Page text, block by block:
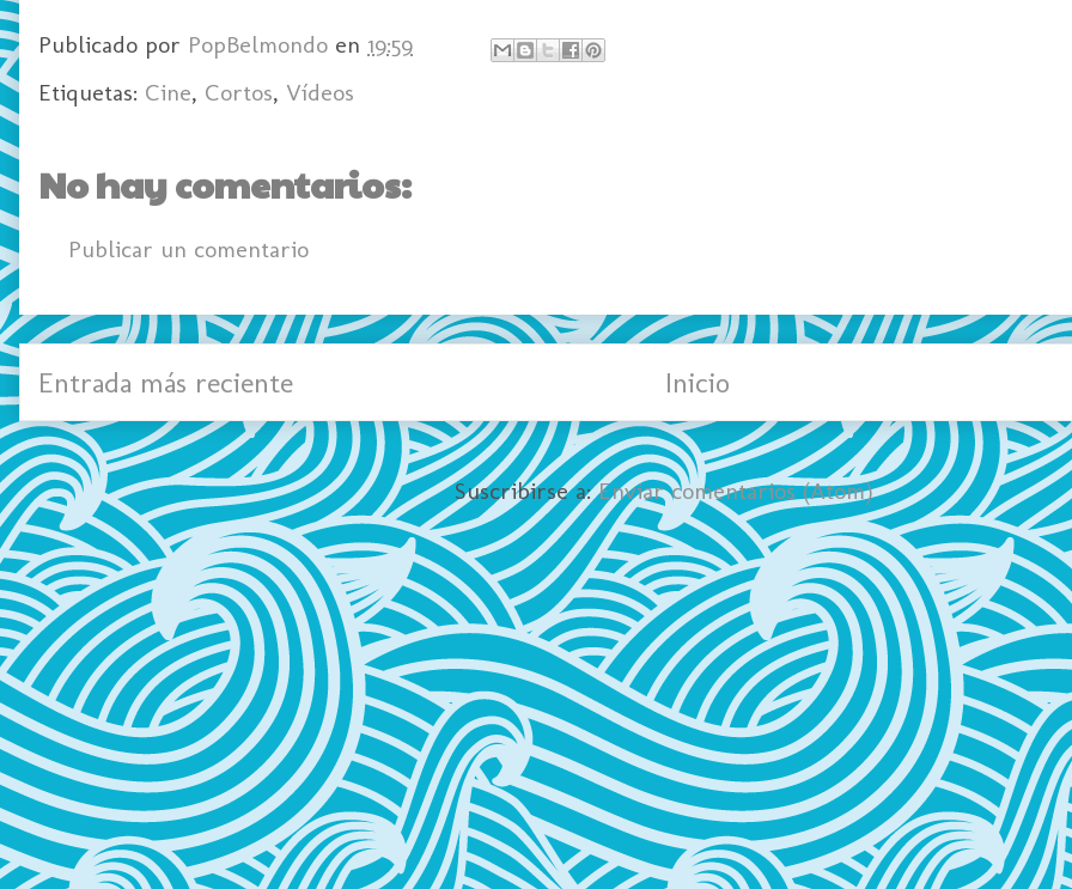
Publicado por PopBelmondo en 19:59
Etiquetas: Cine, Cortos, Vídeos
No hay comentarios:
Publicar un comentario
Entrada más reciente Inicio
Suscribirse a:Enviar comentarios (Atom)